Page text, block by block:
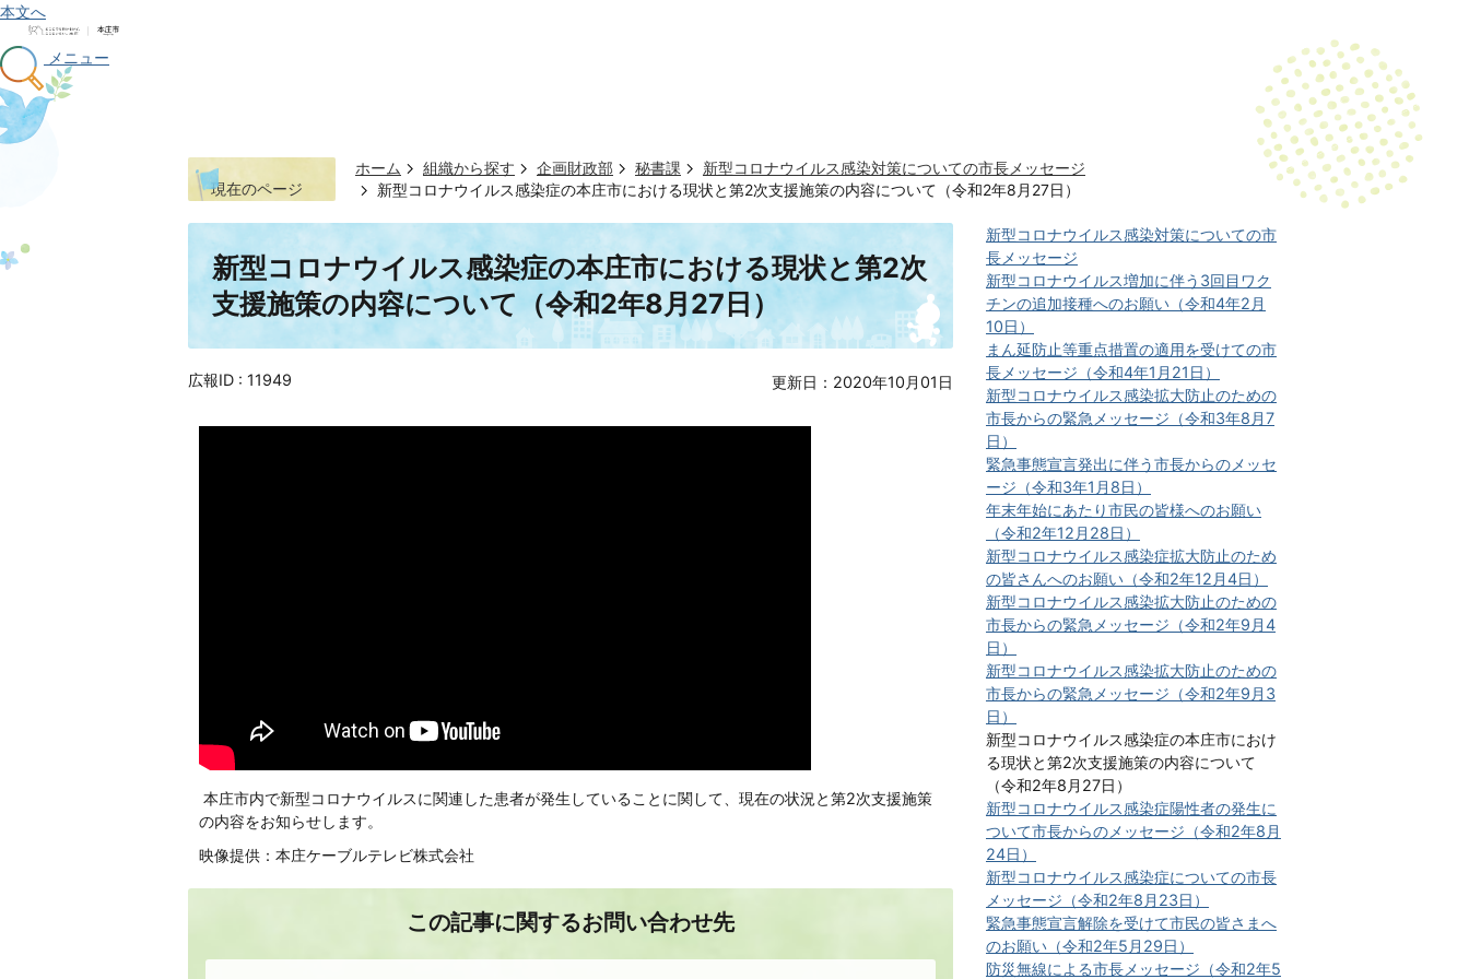
本文へ
メニュー
現在のページ
ホーム 組織から探す 企画財政部 秘書課
新型コロナウイルス感染対策についての市長メッセージ
新型コロナウイルス感染症の本庄市における現状と第2次支援施策の内容について（令和2年8月27日）
新型コロナウイルス感染症の本庄市における現状と第2次
支援施策の内容について（令和2年8月27日）
更新日：2020年10月01日
広報ID : 11949
本庄市内で新型コロナウイルスに関連した患者が発生していることに関して、現在の状況と第2次支援施策
の内容をお知らせします。
映像提供：本庄ケーブルテレビ株式会社
この記事に関するお問い合わせ先
新型コロナウイルス感染対策についての市
長メッセージ
新型コロナウイルス増加に伴う3回目ワク
チンの追加接種へのお願い（令和4年2月
10日）
まん延防止等重点措置の適用を受けての市
長メッセージ（令和4年1月21日）
新型コロナウイルス感染拡大防止のための
市長からの緊急メッセージ（令和3年8月7
日）
緊急事態宣言発出に伴う市長からのメッセ
ージ（令和3年1月8日）
年末年始にあたり市民の皆様へのお願い
（令和2年12月28日）
新型コロナウイルス感染症拡大防止のため
の皆さんへのお願い（令和2年12月4日）
新型コロナウイルス感染拡大防止のための
市長からの緊急メッセージ（令和2年9月4
日）
新型コロナウイルス感染拡大防止のための
市長からの緊急メッセージ（令和2年9月3
日）
新型コロナウイルス感染症の本庄市におけ
る現状と第2次支援施策の内容について
（令和2年8月27日）
新型コロナウイルス感染症陽性者の発生に
ついて市長からのメッセージ（令和2年8月
24日）
新型コロナウイルス感染症についての市長
メッセージ（令和2年8月23日）
緊急事態宣言解除を受けて市民の皆さまへ
のお願い（令和2年5月29日）
防災無線による市長メッセージ（令和2年5